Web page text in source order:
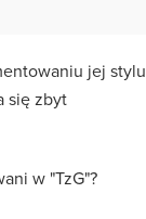
jej stylu
się zbyt
w "TzG"?